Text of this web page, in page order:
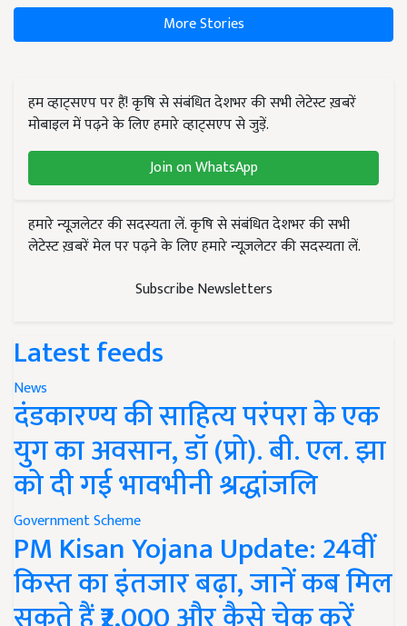
More Stories
हम व्हाट्सएप पर हैं! कृषि से संबंधित देशभर की सभी लेटेस्ट ख़बरें
मोबाइल में पढ़ने के लिए हमारे व्हाट्सएप से जुड़ें.
Join on WhatsApp
हमारे न्यूज़लेटर की सदस्यता लें. कृषि से संबंधित देशभर की सभी
लेटेस्ट ख़बरें मेल पर पढ़ने के लिए हमारे न्यूज़लेटर की सदस्यता लें.
Subscribe Newsletters
Latest feeds
News
दंडकारण्य की साहित्य परंपरा के एक
युग का अवसान, डॉ (प्रो). बी. एल. झा
को दी गई भावभीनी श्रद्धांजलि
Government Scheme
PM Kisan Yojana Update: 24वीं
किस्त का इंतजार बढ़ा, जानें कब मिल